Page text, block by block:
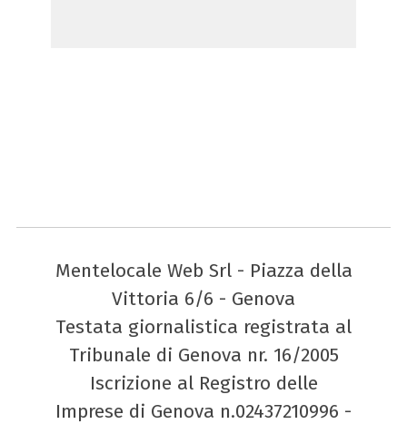
Mentelocale Web Srl - Piazza della
Vittoria 6/6 - Genova
Testata giornalistica registrata al
Tribunale di Genova nr. 16/2005
Iscrizione al Registro delle
Imprese di Genova n.02437210996 -